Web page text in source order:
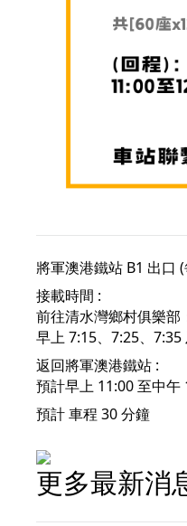
將軍澳港鐵站 B1 出口 (
接載時間 :
前往清水灣鄉村俱樂部
早上 7:15、7:25、7:35
返回將軍澳港鐵站 :
預計早上 11:00 至中午
預計 車程 30 分鐘
更多最新消